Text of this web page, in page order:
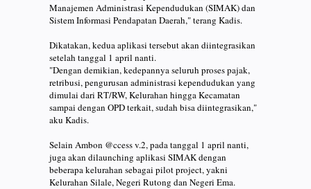
Manajemen Administrasi Kependudukan (SIMAK) dan
Sistem Informasi Pendapatan Daerah," terang Kadis.
Dikatakan, kedua aplikasi tersebut akan diintegrasikan
setelah tanggal 1 april nanti.
"Dengan demikian, kedepannya seluruh proses pajak,
retribusi, pengurusan administrasi kependudukan yang
dimulai dari RT/RW, Kelurahan hingga Kecamatan
sampai dengan OPD terkait, sudah bisa diintegrasikan,"
aku Kadis.
Selain Ambon @ccess v.2, pada tanggal 1 april nanti,
juga akan dilaunching aplikasi SIMAK dengan
beberapa kelurahan sebagai pilot project, yakni
Kelurahan Silale, Negeri Rutong dan Negeri Ema.